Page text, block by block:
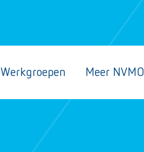
Werkgroepen Meer NVMO